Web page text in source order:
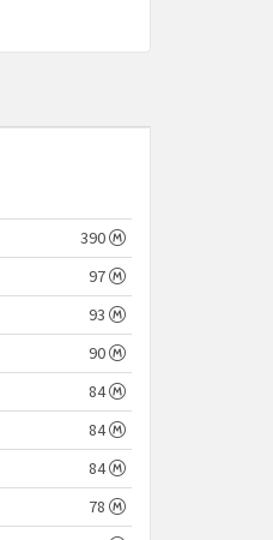
390
97
93
90
84
84
84
78